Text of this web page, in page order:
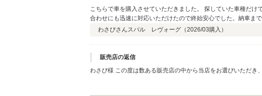
こちらで車を購入させていただきました。 探していた車種だ
合わせにも迅速に対応いただけたので終始安心でした。納車ま
た！わさびさんスバル レヴォーグ（2026/03購入）
販売店の返信
わさび様 この度は数ある販売店の中から当店をお選びいただき、誠にありがとうございました。 ご希望の車種やお色のお車を、ご予算内でご案内することができ、私たちも大変嬉し